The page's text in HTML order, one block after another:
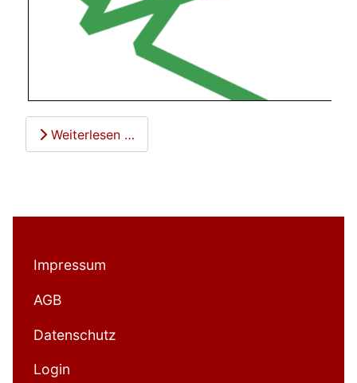
Weiterlesen …
Impressum
AGB
Datenschutz
Login